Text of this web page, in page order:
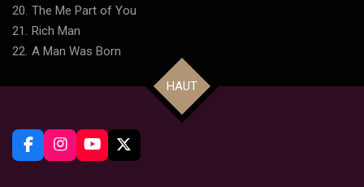
The Me Part of You
Rich Man
A Man Was Born
HAUT
F
a
I
n
Y
o
X